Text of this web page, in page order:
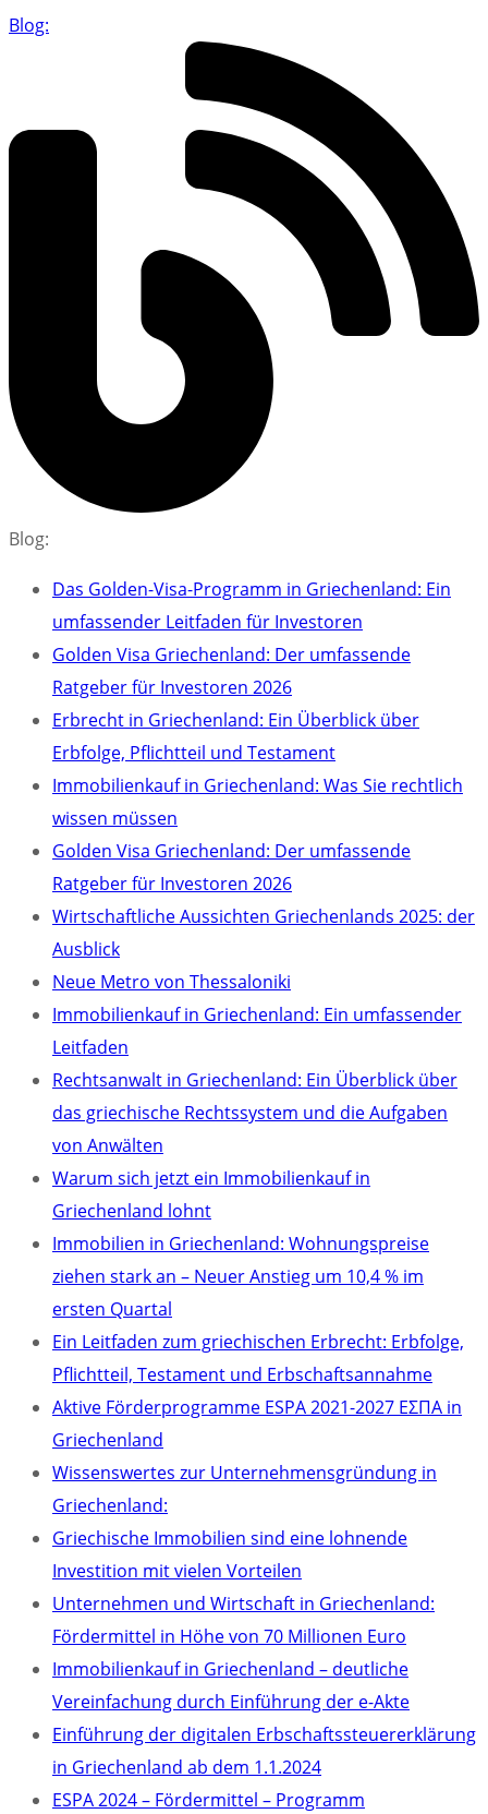
Blog:
Blog:
Das Golden-Visa-Programm in Griechenland: Ein
umfassender Leitfaden für Investoren
Golden Visa Griechenland: Der umfassende
Ratgeber für Investoren 2026
Erbrecht in Griechenland: Ein Überblick über
Erbfolge, Pflichtteil und Testament
Immobilienkauf in Griechenland: Was Sie rechtlich
wissen müssen
Golden Visa Griechenland: Der umfassende
Ratgeber für Investoren 2026
Wirtschaftliche Aussichten Griechenlands 2025: der
Ausblick
Neue Metro von Thessaloniki
Immobilienkauf in Griechenland: Ein umfassender
Leitfaden
Rechtsanwalt in Griechenland: Ein Überblick über
das griechische Rechtssystem und die Aufgaben
von Anwälten
Warum sich jetzt ein Immobilienkauf in
Griechenland lohnt
Immobilien in Griechenland: Wohnungspreise
ziehen stark an – Neuer Anstieg um 10,4 % im
ersten Quartal
Ein Leitfaden zum griechischen Erbrecht: Erbfolge,
Pflichtteil, Testament und Erbschaftsannahme
Aktive Förderprogramme ESPA 2021-2027 ΕΣΠΑ in
Griechenland
Wissenswertes zur Unternehmensgründung in
Griechenland:
Griechische Immobilien sind eine lohnende
Investition mit vielen Vorteilen
Unternehmen und Wirtschaft in Griechenland:
Fördermittel in Höhe von 70 Millionen Euro
Immobilienkauf in Griechenland – deutliche
Vereinfachung durch Einführung der e-Akte
Einführung der digitalen Erbschaftssteuererklärung
in Griechenland ab dem 1.1.2024
ESPA 2024 – Fördermittel – Programm